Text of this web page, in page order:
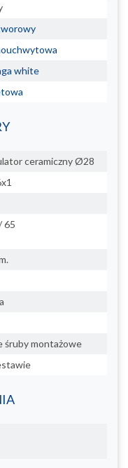
white
ceramiczny Ø28
65
śruby montażowe